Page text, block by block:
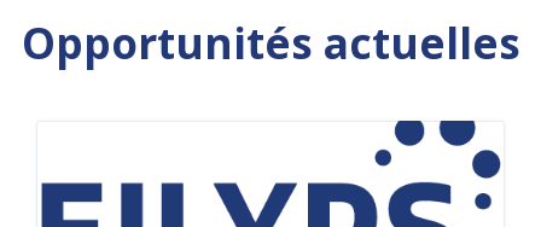
Opportunités actuelles